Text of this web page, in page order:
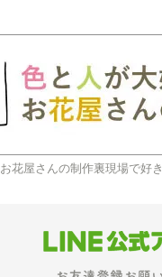
お花屋さんの制作裏現場で好